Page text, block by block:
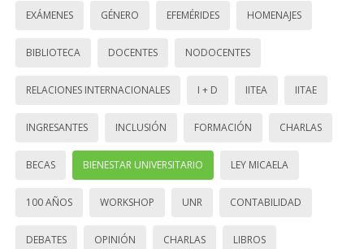
EXÁMENES GÉNERO EFEMÉRIDES HOMENAJES
BIBLIOTECA DOCENTES NODOCENTES
RELACIONES INTERNACIONALES I + D IITEA IITAE
INGRESANTES INCLUSIÓN FORMACIÓN CHARLAS
BECAS BIENESTAR UNIVERSITARIO LEY MICAELA
100 AÑOS WORKSHOP UNR CONTABILIDAD
DEBATES OPINIÓN CHARLAS LIBROS